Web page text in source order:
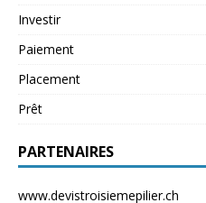
Investir
Paiement
Placement
Prêt
PARTENAIRES
www.devistroisiemepilier.ch